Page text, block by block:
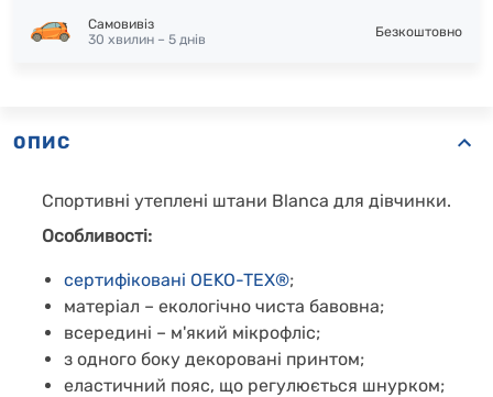
Самовивіз
30 хвилин – 5 днів
Безкоштовно
ОПИС
Спортивні утеплені штани Blanca для дівчинки.
Особливості:
сертифіковані OEKO-TEX®;
матеріал – екологічно чиста бавовна;
всередині – м'який мікрофліс;
з одного боку декоровані принтом;
еластичний пояс, що регулюється шнурком;